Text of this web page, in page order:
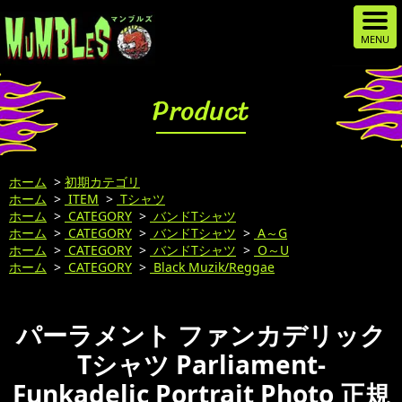
Product
ホーム > 初期カテゴリ
ホーム > ITEM > Tシャツ
ホーム > CATEGORY > バンドTシャツ
ホーム > CATEGORY > バンドTシャツ > A～G
ホーム > CATEGORY > バンドTシャツ > O～U
ホーム > CATEGORY > Black Muzik/Reggae
パーラメント ファンカデリック
Tシャツ Parliament-
Funkadelic Portrait Photo 正規